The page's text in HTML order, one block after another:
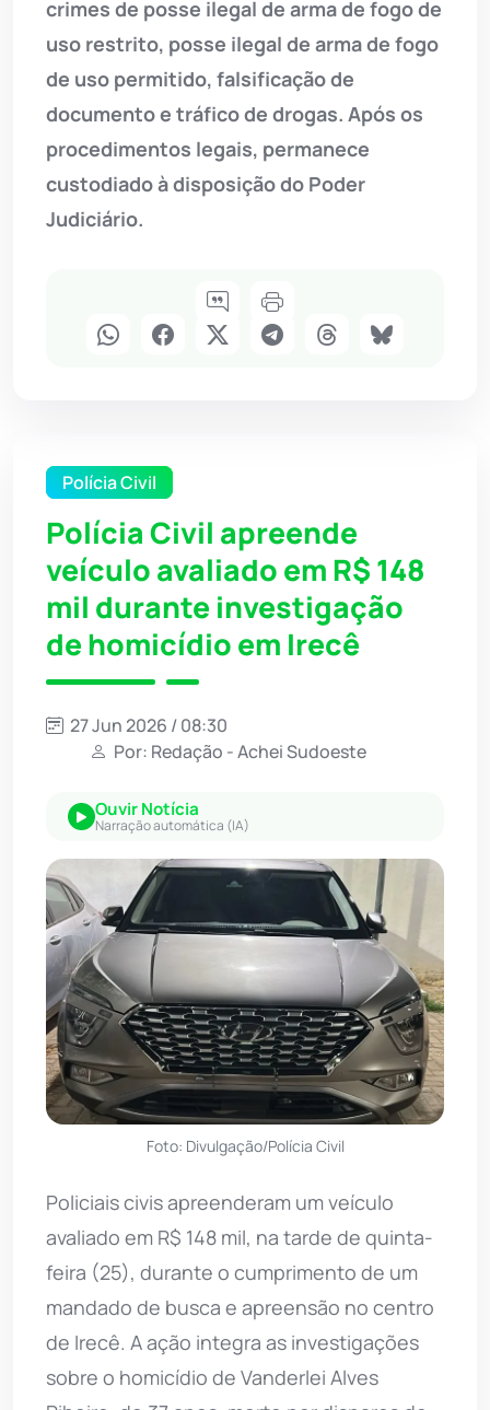
crimes de posse ilegal de arma de fogo de
uso restrito, posse ilegal de arma de fogo
de uso permitido, falsificação de
documento e tráfico de drogas. Após os
procedimentos legais, permanece
custodiado à disposição do Poder
Judiciário.
Polícia Civil
Polícia Civil apreende
veículo avaliado em R$ 148
mil durante investigação
de homicídio em Irecê
27 Jun 2026 / 08:30
Por: Redação - Achei Sudoeste
Ouvir Notícia
Narração automática (IA)
Foto: Divulgação/Polícia Civil
Policiais civis apreenderam um veículo
avaliado em R$ 148 mil, na tarde de quinta-
feira (25), durante o cumprimento de um
mandado de busca e apreensão no centro
de Irecê. A ação integra as investigações
sobre o homicídio de Vanderlei Alves